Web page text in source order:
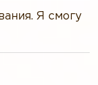
Я смогу